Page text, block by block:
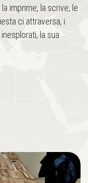
imprime, la scrive, le
ci attraversa, i
la sua